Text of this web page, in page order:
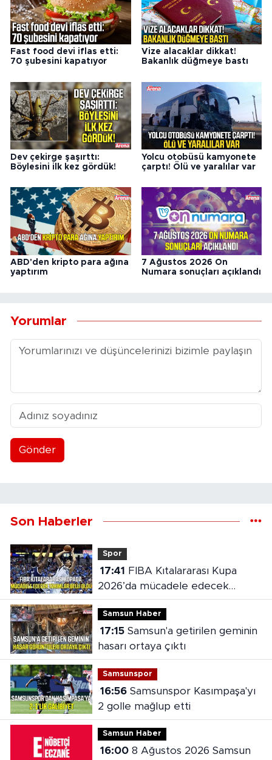
Fast food devi iflas etti:
70 şubesini kapatıyor
Vize alacaklar dikkat!
Bakanlık düğmeye bastı
Dev çekirge şaşırttı:
Böylesini ilk kez gördük!
Yolcu otobüsü kamyonete
çarptı! Ölü ve yaralılar var
ABD'den kripto para ağına
yaptırım
7 Ağustos 2026 On
Numara sonuçları açıklandı
Yorumlar
Gönder
Son Haberler
Spor
17:41
2026’da mücadele edecek
takımlar belli oldu
Samsun Haber
17:15Samsun'a getirilen geminin
hasarı ortaya çıktı
Samsunspor
16:56Samsunspor Kasımpaşa'yı
2 golle mağlup etti
Samsun Haber
16:008 Ağustos 2026 Samsun